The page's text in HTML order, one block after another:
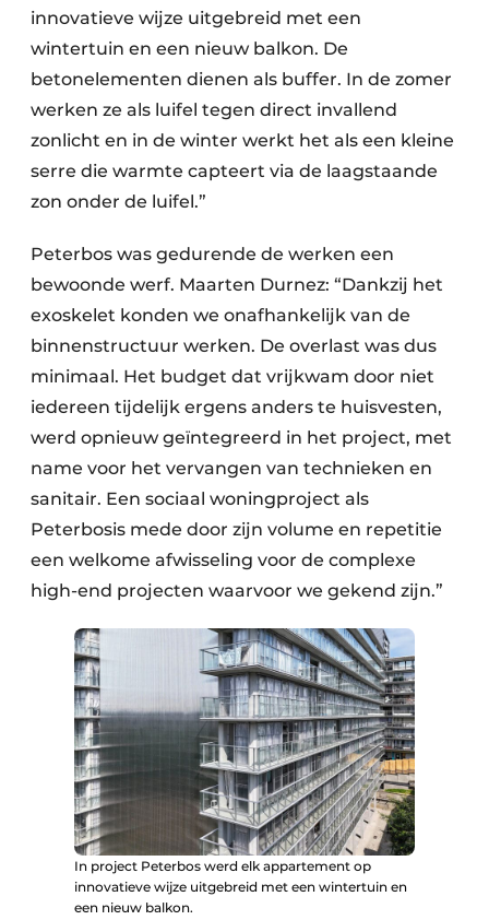
innovatieve wijze uitgebreid met een
wintertuin en een nieuw balkon. De
betonelementen dienen als buffer. In de zomer
werken ze als luifel tegen direct invallend
zonlicht en in de winter werkt het als een kleine
serre die warmte capteert via de laagstaande
zon onder de luifel.”
Peterbos was gedurende de werken een
bewoonde werf. Maarten Durnez: “Dankzij het
exoskelet konden we onafhankelijk van de
binnenstructuur werken. De overlast was dus
minimaal. Het budget dat vrijkwam door niet
iedereen tijdelijk ergens anders te huisvesten,
werd opnieuw geïntegreerd in het project, met
name voor het vervangen van technieken en
sanitair. Een sociaal woningproject als
Peterbosis mede door zijn volume en repetitie
een welkome afwisseling voor de complexe
high-end projecten waarvoor we gekend zijn.”
In project Peterbos werd elk appartement op
innovatieve wijze uitgebreid met een wintertuin en
een nieuw balkon.